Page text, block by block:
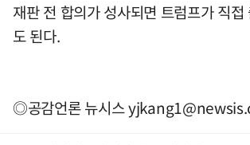
재판 전 합의가 성사되면 트럼프가 직
도 된다.
◎공감언론 뉴시스